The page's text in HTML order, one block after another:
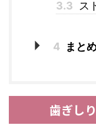
3.3 ス
4 まと
歯ぎし